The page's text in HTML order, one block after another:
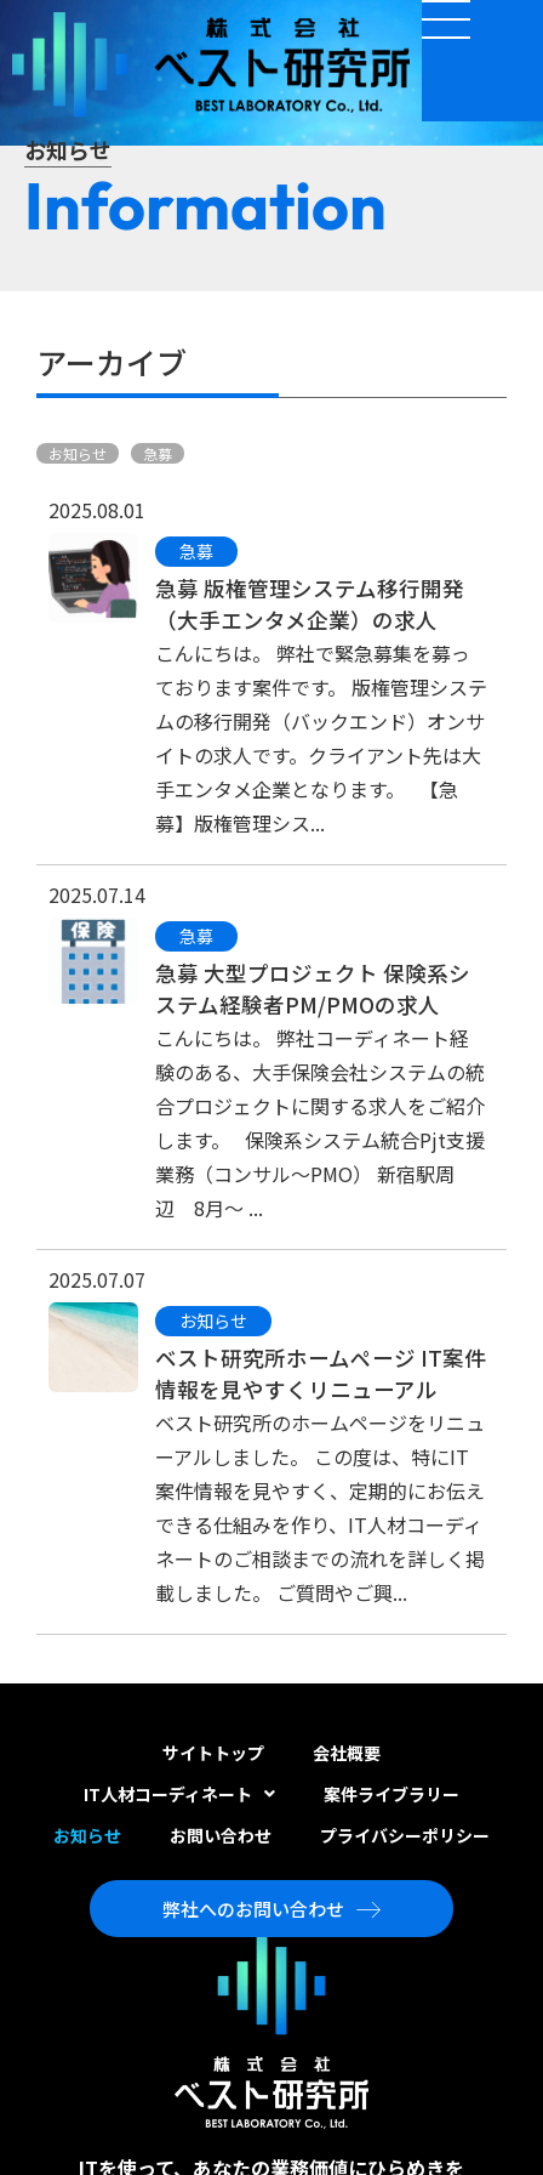
お知らせ
Information
アーカイブ
お知らせ 急募
2025.08.01
急募
急募 版権管理システム移行開発
（大手エンタメ企業）の求人
こんにちは。 弊社で緊急募集を募っ
ております案件です。 版権管理システ
ムの移行開発（バックエンド）オンサ
イトの求人です。クライアント先は大
手エンタメ企業となります。 【急
募】版権管理シス...
2025.07.14
急募
急募 大型プロジェクト 保険系シ
ステム経験者PM/PMOの求人
こんにちは。 弊社コーディネート経
験のある、大手保険会社システムの統
合プロジェクトに関する求人をご紹介
します。 保険系システム統合Pjt支援
業務（コンサル～PMO） 新宿駅周
辺 8月～ ...
2025.07.07
お知らせ
ベスト研究所ホームページ IT案件
情報を見やすくリニューアル
ベスト研究所のホームページをリニュ
ーアルしました。 この度は、特にIT
案件情報を見やすく、定期的にお伝え
できる仕組みを作り、IT人材コーディ
ネートのご相談までの流れを詳しく掲
載しました。 ご質問やご興...
ITを使って、あなたの業務価値にひらめきを
サイトトップ
会社概要
IT人材コーディネート
案件ライブラリー
お知らせ
お問い合わせ プライバシーポリシー
弊社へのお問い合わせ